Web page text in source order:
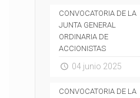
CONVOCATORIA DE LA
JUNTA GENERAL
ORDINARIA DE
ACCIONISTAS
04 junio 2025
CONVOCATORIA DE LA